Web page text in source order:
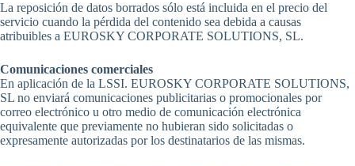
La reposición de datos borrados sólo está incluida en el precio del
servicio cuando la pérdida del contenido sea debida a causas
atribuibles a EUROSKY CORPORATE SOLUTIONS, SL.
Comunicaciones comerciales
En aplicación de la LSSI. EUROSKY CORPORATE SOLUTIONS,
SL no enviará comunicaciones publicitarias o promocionales por
correo electrónico u otro medio de comunicación electrónica
equivalente que previamente no hubieran sido solicitadas o
expresamente autorizadas por los destinatarios de las mismas.